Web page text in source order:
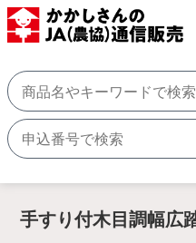
手すり付木目調幅広